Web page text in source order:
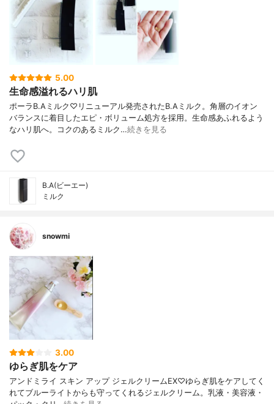
5.00
生命感溢れるハリ肌
ポーラB.Aミルク♡リニューアル発売されたB.Aミルク。角層のイオン
バランスに着目したエピ・ボリューム処方を採用。生命感あふれるよう
なハリ肌へ。コクのあるミルク…続きを見る
B.A(ビーエー)
ミルク
snowmi
3.00
ゆらぎ肌をケア
アンドミライ スキン アップ ジェルクリームEX♡ゆらぎ肌をケアしてく
れてブルーライトからも守ってくれるジェルクリーム。乳液・美容液・